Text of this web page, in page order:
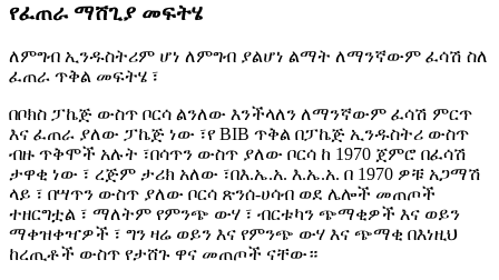
የፈጠራ ማሸጊያ መፍትሄ
ለምግብ ኢንዱስትሪም ሆነ ለምግብ ያልሆነ ልማት ለማንኛውም ፈሳሽ ስለ
ፈጠራ ጥቅል መፍትሄ ፣
በቦክስ ፓኬጅ ውስጥ ቦርሳ ልንለው እንችላለን ለማንኛውም ፈሳሽ ምርጥ
እና ፈጠራ ያለው ፓኬጅ ነው ፣የ BIB ጥቅል በፓኬጅ ኢንዱስትሪ ውስጥ
ብዙ ጥቅሞች አሉት ፣በሳጥን ውስጥ ያለው ቦርሳ ከ 1970 ጀምሮ በፈሳሽ
ታዋቂ ነው ፣ ረጅም ታሪክ አለው ፣በእ.ኤ.አ. እ.ኤ.አ. በ 1970 ዎቹ አጋማሽ
ላይ ፣ በሣጥን ውስጥ ያለው ቦርሳ ጽንሰ-ሀሳብ ወደ ሌሎች መጠጦች
ተዘርግቷል ፣ ማለትም የምንጭ ውሃ ፣ ብርቱካን ጭማቂዎች እና ወይን
ማቀዝቀዣዎች ፣ ግን ዛሬ ወይን እና የምንጭ ውሃ እና ጭማቂ በእነዚህ
ከረጢቶች ውስጥ የታሸጉ ዋና መጠጦች ናቸው።